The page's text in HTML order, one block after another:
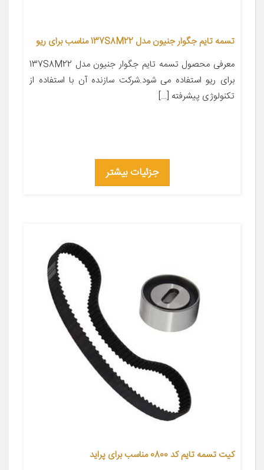
تسمه تایم جگوار جنیون مدل 137S8M22 مناسب برای ریو
معرفی محصول تسمه تایم جگوار جنیون مدل 137S8M22
برای ریو استفاده می شود.شرکت سازنده آن با استفاده از
تکنولوژی پیشرفته […]
جزئیات بیشتر
کیت تسمه تایم کد 0800 مناسب برای پراید